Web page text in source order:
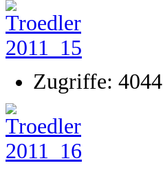
Zugriffe: 4044